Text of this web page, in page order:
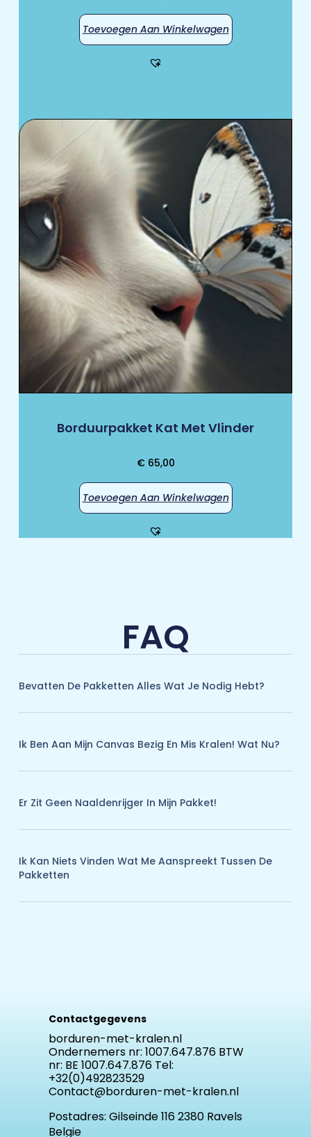
Toevoegen Aan Winkelwagen
Borduurpakket Kat Met Vlinder
€65,00
Toevoegen Aan Winkelwagen
FAQ
Bevatten De Pakketten Alles Wat Je Nodig Hebt?
Ik Ben Aan Mijn Canvas Bezig En Mis Kralen! Wat Nu?
Er Zit Geen Naaldenrijger In Mijn Pakket!
Ik Kan Niets Vinden Wat Me Aanspreekt Tussen De
Pakketten
Contactgegevens
borduren-met-kralen.nl
Ondernemers nr: 1007.647.876 BTW
nr: BE 1007.647.876 Tel:
+32(0)492823529
Contact@borduren-met-kralen.nl
Postadres: Gilseinde 116 2380 Ravels
Belgie